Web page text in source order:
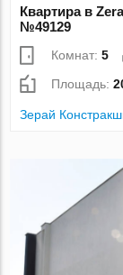
Квартира в
№49129
Комнат:5
Площадь:
Зерай